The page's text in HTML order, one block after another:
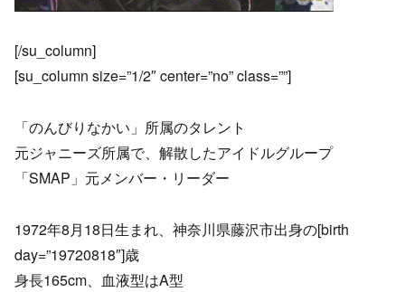
[/su_column]
[su_column size=”1/2″ center=”no” class=””]
「のんびりなかい」所属のタレント
元ジャニーズ所属で、解散したアイドルグループ
「SMAP」元メンバー・リーダー
1972年8月18日生まれ、神奈川県藤沢市出身の[birth
day=”19720818″]歳
身長165cm、血液型はA型